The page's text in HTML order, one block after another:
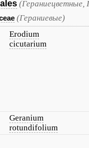
(Гераниецветные,
(Гераниевые)
Erodium
cicutarium
Geranium
rotundifolium